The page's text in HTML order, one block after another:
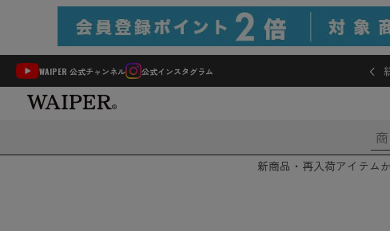
WAIPER 公式チャンネル 公式インスタグラム
新商品・再入荷アイテム